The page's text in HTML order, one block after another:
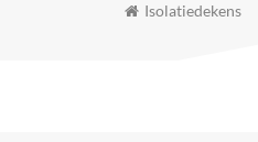
Isolatiedekens